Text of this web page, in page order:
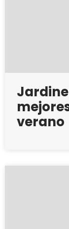
verano